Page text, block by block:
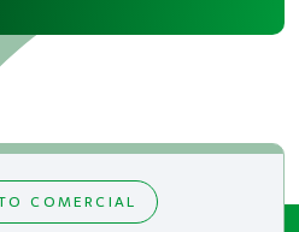
COMERCIAL